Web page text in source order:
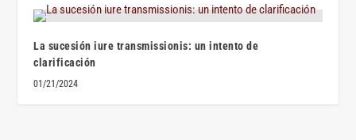
La sucesión iure transmissionis: un intento de
clarificación
01/21/2024